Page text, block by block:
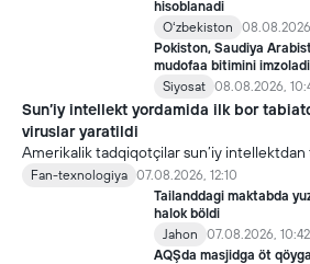
hisoblanadi
Oʻzbekiston
08.08.2026,
Pokiston, Saudiya
mudofaa bitimini imzoladi
Siyosat 08.08.2026,
Sun’iy intellekt yordamida ilk bor
viruslar yaratildi
Amerikalik tadqiqotçilar sun’iy intellektdan
yaratdi. Bu kaşfiyot yangi yutuqlarga umid
undan notöğri maqsadda foydalaniliş
Fan-texnologiya 07.08.2026, 12:10
Tailanddagi maktabda
halok böldi
Jahon
07.08.2026, 10:42
AQŞda masjidga öt